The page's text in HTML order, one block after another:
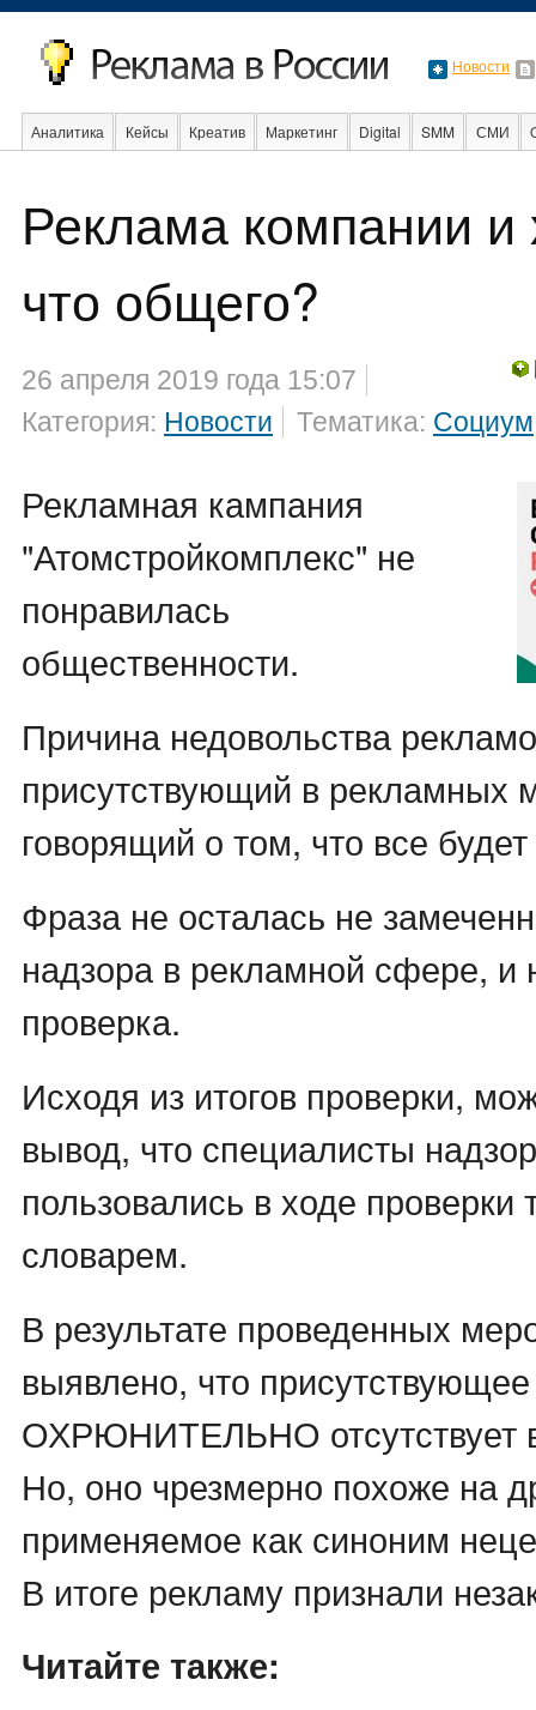
Новости
Аналитика Кейсы Креатив Маркетинг Digital SMM СМИ
События
Реклама компании
что общего?
26 апреля 2019 года 15:07
Категория: Новости Тематика: Социум
Рекламная кампания
"Атомстройкомплекс" не
понравилась
общественности.
Причина недовольства
присутствующий в рекламных
говорящий о том, что все
Фраза не осталась не
надзора в рекламной сфере, и
проверка.
Исходя из итогов проверки,
вывод, что специалисты
пользовались в ходе проверки
словарем.
В результате проведенных
выявлено, что
ОХРЮНИТЕЛЬНО отсутствует
Но, оно чрезмерно похоже на
применяемое как синоним
В итоге рекламу признали
Читайте также: